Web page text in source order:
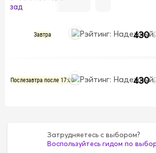
Завтра 430
Послезавтра после 17:00 430
Затрудняетесь с выбором?
Воспользуйтесь гидом по